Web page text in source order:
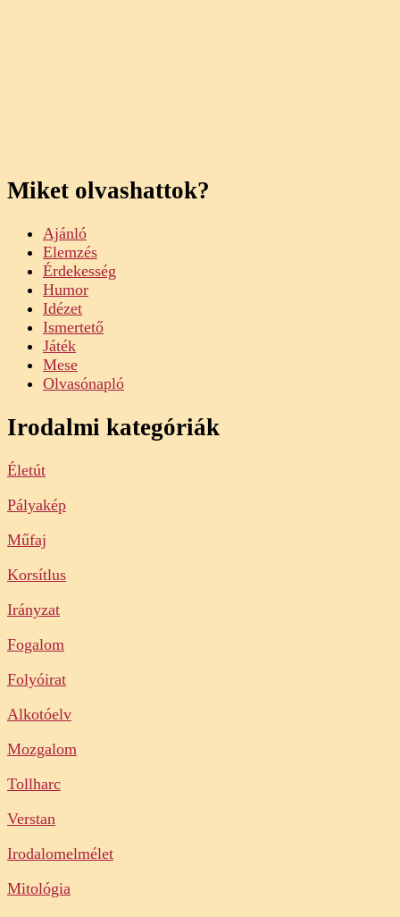
Miket olvashattok?
Ajánló
Elemzés
Érdekesség
Humor
Idézet
Ismertető
Játék
Mese
Olvasónapló
Irodalmi kategóriák
Életút
Pályakép
Műfaj
Korsítlus
Irányzat
Fogalom
Folyóirat
Alkotóelv
Mozgalom
Tollharc
Verstan
Irodalomelmélet
Mitológia